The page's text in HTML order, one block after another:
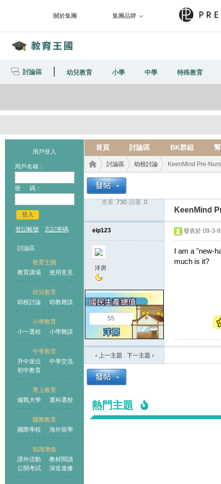
關於集團 集團品牌
討論區 幼兒教育 小學 中學 特殊教育
用戶登入
用戶名稱：
密 碼：
登入
登記帳號 忘記密碼
討論區
教育王國
教育講場
使用意見
幼兒教育
幼校討論
幼教雜談
小學教育
小一選校
小學雜談
中學教育
升中派位
中學交流
初中教育
專上教育
備戰大學
選科選校
國際教育
國際學校
海外留學
知識增值
課外活動
教材閱讀
公開考試
深造進修
首頁 討論區 BK群組
王國
討論區
›
幼校討論 KeenMind Pre-
查看: 730 回覆: 0
KeenMind
eip123
洋房
55
發表於 09-3-
I am a "new-
much is it?
‹ 上一主題 下一主題 ›
熱門主題